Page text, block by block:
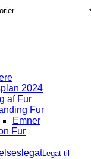
2024
af Fur
Fur
Emner
Fur
Legat til